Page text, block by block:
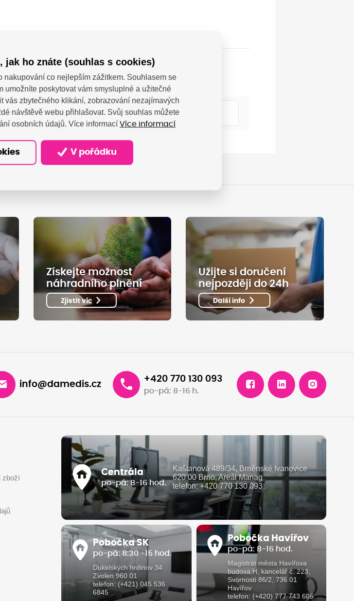
& Österreich); Hansaallee 187, Düsseldorf 40549, DE;
Získejte možnost
náhradního plnění
Zjistit víc
Užijte si doručení
nejpozději do 24h
Další info
info@damedis.cz
+420 770 130 093
po-pá: 8-16 h.
zboží
Centrála
po-pá: 8-16 hod.
Kaštanová 489/34, Brněnské Ivanovice
620 00 Brno, Areál Manag
telefon: +420 770 130 093
Pobočka SK
po-pá: 8:30 -15 hod.
Dukelských hrdinov 34
Zvolen 960 01
telefon: (+421) 045 536
6845
Pobočka Havířov
po-pá: 8-16 hod.
Magistrát města Havířova
budova H, kancelář č. 223,
Svornosti 86/2, 736 01
Havířov
telefon: (+420) 777 743 605
jak ho znáte (souhlas s cookies)
nakupování co nejlepším zážitkem. Souhlasem se
umožníte poskytovat vám smysluplné a užitečné
vás zbytečného klikání, zobrazování nezajímavých
návštěvě webu přihlašovat. Svůj souhlas můžete
osobních údajů. Více informací Více informací
V pořádku